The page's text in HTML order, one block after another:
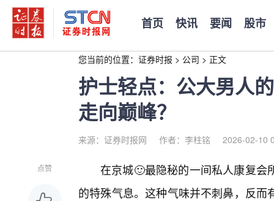
首页 快讯 要闻 股市
您当前的位置： 证券时报 > 公司 > 正文
护士轻点：公大男人
走向巅峰？
来源：证券时报网 作者：李柱铭 2026-02-10
点赞
在京城🙂最隐秘的一间私人康复会
的特殊气息。这种气味并不刺鼻，反